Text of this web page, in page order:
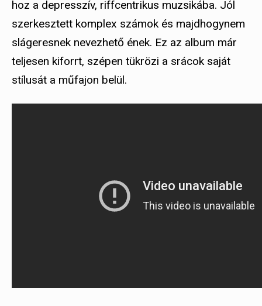
hoz a depresszív, riffcentrikus muzsikába. Jól
szerkesztett komplex számok és majdhogynem
slágeresnek nevezhető ének. Ez az album már
teljesen kiforrt, szépen tükrözi a srácok saját
stílusát a műfajon belül.